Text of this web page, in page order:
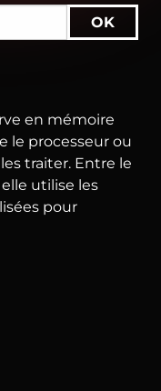
en mémoire
le processeur ou
traiter. Entre le
utilise les
pour